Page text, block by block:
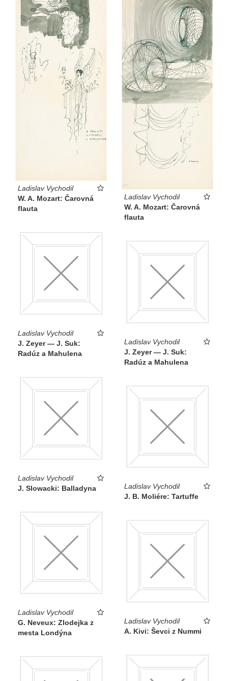
Ladislav Vychodil
W. A. Mozart: Čarovná
flauta
Ladislav Vychodil
W. A. Mozart: Čarovná
flauta
Ladislav Vychodil
J. Zeyer — J. Suk:
Radúz a Mahulena
Ladislav Vychodil
J. Zeyer — J. Suk:
Radúz a Mahulena
Ladislav Vychodil
J. Slowacki: Balladyna
Ladislav Vychodil
J. B. Moliére: Tartuffe
Ladislav Vychodil
G. Neveux: Zlodejka z
mesta Londýna
Ladislav Vychodil
A. Kivi: Ševci z Nummi